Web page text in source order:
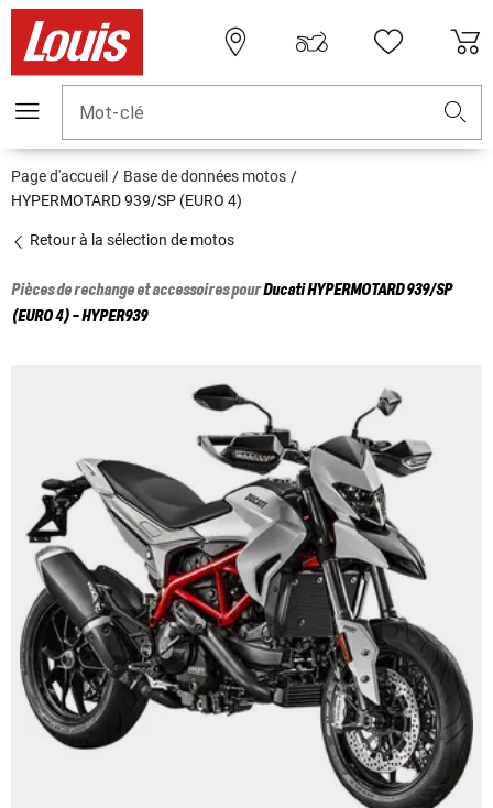
Mot-clé
Page d'accueil
Base de données motos
HYPERMOTARD 939/SP (EURO 4)
Retour à la sélection de motos
Pièces de rechange et accessoires pourDucatiHYPERMOTARD 939/SP
(EURO 4) - HYPER939